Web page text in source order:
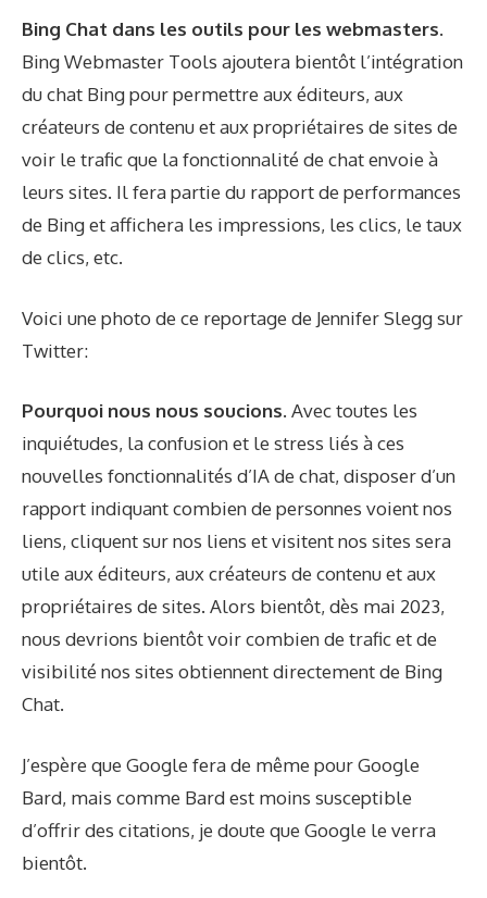
Bing Chat dans les outils pour les webmasters.
Bing Webmaster Tools ajoutera bientôt l’intégration
du chat Bing pour permettre aux éditeurs, aux
créateurs de contenu et aux propriétaires de sites de
voir le trafic que la fonctionnalité de chat envoie à
leurs sites. Il fera partie du rapport de performances
de Bing et affichera les impressions, les clics, le taux
de clics, etc.
Voici une photo de ce reportage de Jennifer Slegg sur
Twitter:
Pourquoi nous nous soucions. Avec toutes les
inquiétudes, la confusion et le stress liés à ces
nouvelles fonctionnalités d’IA de chat, disposer d’un
rapport indiquant combien de personnes voient nos
liens, cliquent sur nos liens et visitent nos sites sera
utile aux éditeurs, aux créateurs de contenu et aux
propriétaires de sites. Alors bientôt, dès mai 2023,
nous devrions bientôt voir combien de trafic et de
visibilité nos sites obtiennent directement de Bing
Chat.
J’espère que Google fera de même pour Google
Bard, mais comme Bard est moins susceptible
d’offrir des citations, je doute que Google le verra
bientôt.